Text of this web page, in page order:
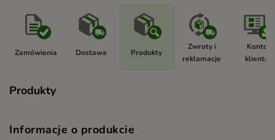
Zamówienia Dostawa Produkty
Zwroty i
reklamacje
Konto
klienta
Produkty
Informacje o produkcie